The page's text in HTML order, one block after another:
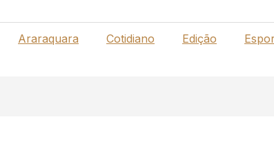
Araraquara Cotidiano Edição